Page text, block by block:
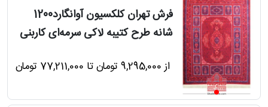
فرش تهران کلکسیون آوانگارد1200
شانه طرح کتیبه لاکی سرمه‌ای کاربنی
از 9,295,000 تومان تا 77,211,000 تومان